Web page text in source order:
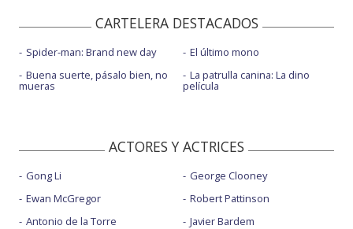
CARTELERA DESTACADOS
Spider-man: Brand new day
Buena suerte, pásalo bien, no
mueras
El último mono
La patrulla canina: La dino
película
ACTORES Y ACTRICES
Gong Li
Ewan McGregor
Antonio de la Torre
George Clooney
Robert Pattinson
Javier Bardem